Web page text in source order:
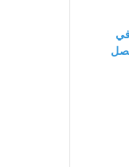
– اتصل